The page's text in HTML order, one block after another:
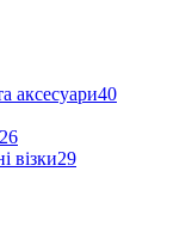
аксесуари40
26
візки29